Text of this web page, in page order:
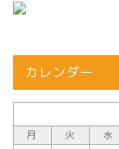
カレンダー
月
火 水